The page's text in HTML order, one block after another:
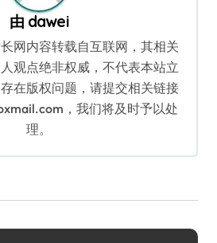
由 dawei
长网内容转载自互联网，其相关
观点绝非权威，不代表本站立
在版权问题，请提交相关链接
，我们将及时予以处
理。